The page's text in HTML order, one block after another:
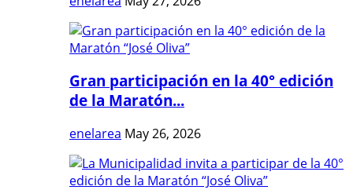
Gran participación en la 40° edición
de la Maratón...
enelarea May 26, 2026